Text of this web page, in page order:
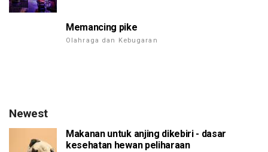
Memancing pike
Olahraga dan Kebugaran
Newest
Makanan untuk anjing dikebiri - dasar
kesehatan hewan peliharaan